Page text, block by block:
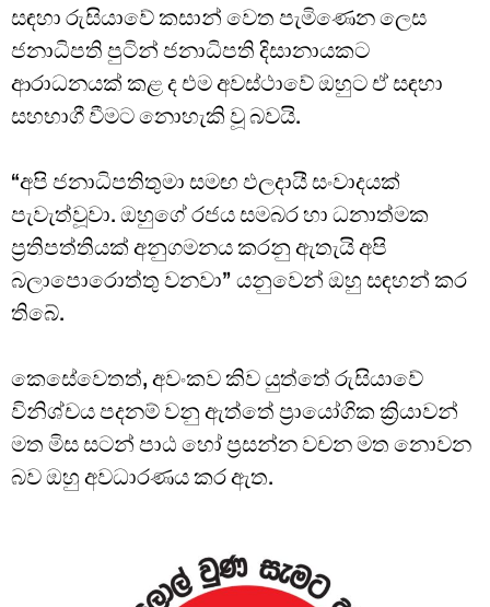
සඳහා රුසියාවේ කසාන් වෙත පැමිණෙන ලෙස
ජනාධිපති පුටින් ජනාධිපති දිසානායකට
ආරාධනයක් කළ ද එම අවස්ථාවේ ඔහුට ඒ සඳහා
සහභාගී වීමට නොහැකි වූ බවයි.
“අපි ජනාධිපතිතුමා සමඟ ඵලදායී සංවාදයක්
පැවැත්වූවා. ඔහුගේ රජය සමබර හා ධනාත්මක
ප්‍රතිපත්තියක් අනුගමනය කරනු ඇතැයි අපි
බලාපොරොත්තු වනවා” යනුවෙන් ඔහු සඳහන් කර
තිබේ.
කෙසේවෙතත්, අවංකව කිව යුත්තේ රුසියාවේ
විනිශ්චය පදනම් වනු ඇත්තේ ප්‍රායෝගික ක්‍රියාවන්
මත මිස සටන් පාඨ හෝ ප්‍රසන්න වචන මත නොවන
බව ඔහු අවධාරණය කර ඇත.